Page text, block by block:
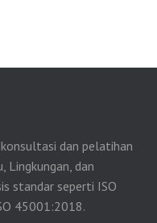
dan pelatihan
Lingkungan, dan
standar seperti ISO
45001:2018.